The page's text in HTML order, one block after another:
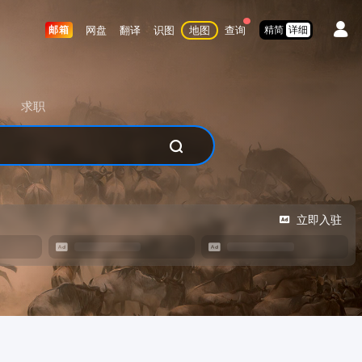
邮箱 网盘 翻译 识图 地图 查询 精简 详细
求职
立即入驻